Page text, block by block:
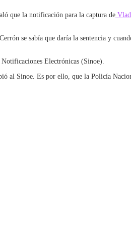
que la notificación para la captura de
se sabía que daría la sentencia y
Electrónicas (Sinoe).
Sinoe. Es por ello, que la Policía